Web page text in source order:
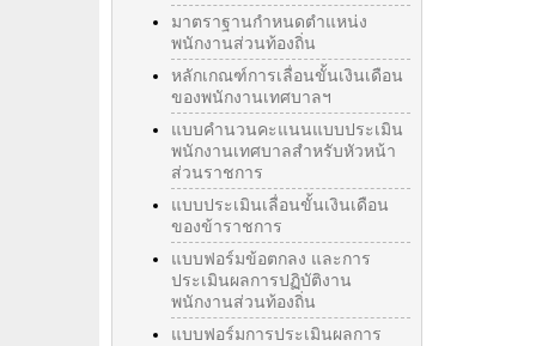
มาตราฐานกำหนดตำแหน่ง
พนักงานส่วนท้องถิ่น
หลักเกณฑ์การเลื่อนขั้นเงินเดือน
ของพนักงานเทศบาลฯ
แบบคำนวนคะแนนแบบประเมิน
พนักงานเทศบาลสำหรับหัวหน้า
ส่วนราชการ
แบบประเมินเลื่อนขั้นเงินเดือน
ของข้าราชการ
แบบฟอร์มข้อตกลง และการ
ประเมินผลการปฏิบัติงาน
พนักงานส่วนท้องถิ่น
แบบฟอร์มการประเมินผลการ